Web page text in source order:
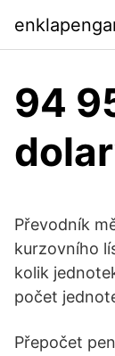
94
Převodník
kurzovního
kolik
počet
Přepočet